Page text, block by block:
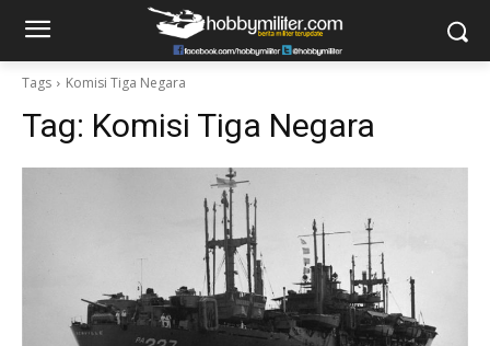
Tags Komisi Tiga Negara
Tag: Komisi Tiga Negara